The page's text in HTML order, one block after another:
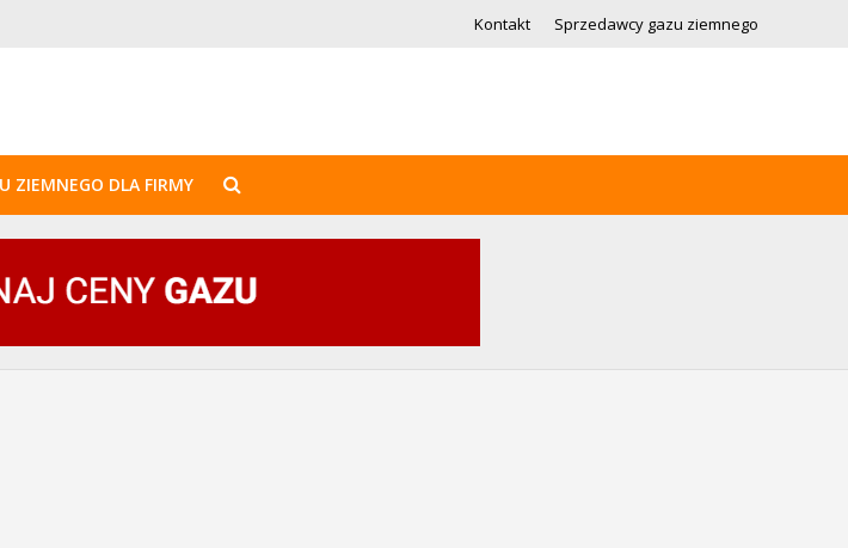
Kontakt Sprzedawcy gazu ziemnego
ZIEMNEGO DLA FIRMY